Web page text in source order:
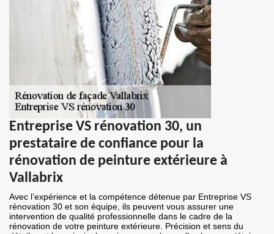
Entreprise VS rénovation 30, un
prestataire de confiance pour la
rénovation de peinture extérieure à
Vallabrix
Avec l’expérience et la compétence détenue par Entreprise VS
rénovation 30 et son équipe, ils peuvent vous assurer une
intervention de qualité professionnelle dans le cadre de la
rénovation de votre peinture extérieure. Précision et sens du